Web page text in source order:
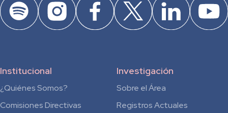
Institucional
¿Quiénes Somos?
Comisiones Directivas
Investigación
Sobre el Área
Registros Actuales